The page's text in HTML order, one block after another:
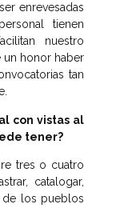
enrevesadas
tienen
nuestro
un honor haber
tan
con vistas al
tener?
tres o cuatro
catalogar,
de los pueblos